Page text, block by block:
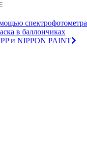
спектрофотометра
в баллончиках
и NIPPON PAINT